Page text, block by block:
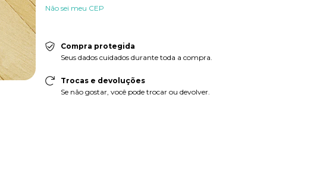
Não sei meu CEP
Compra protegida
Seus dados cuidados durante toda a compra.
Trocas e devoluções
Se não gostar, você pode trocar ou devolver.